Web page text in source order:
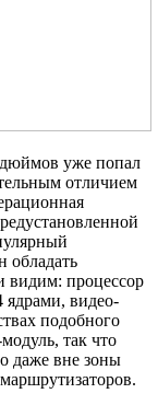
уже попал
отличием
обладать
видим: процессор
ядрами, видео-
подобного
так что
даже вне зоны